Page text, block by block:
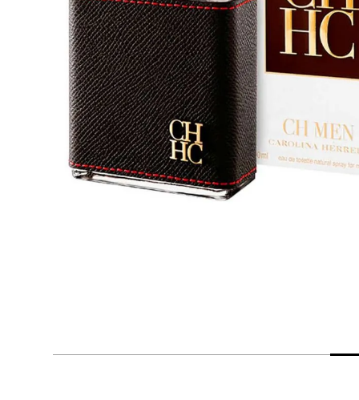
lácteos y refrigerados
vinos y licores
cuidado del bebé
mascotas
Aceite